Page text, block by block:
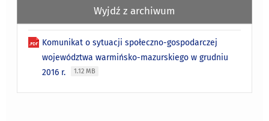
Wyjdź z archiwum
Komunikat o sytuacji społeczno-gospodarczej
województwa warmińsko-mazurskiego w grudniu
2016 r.
1.12 MB